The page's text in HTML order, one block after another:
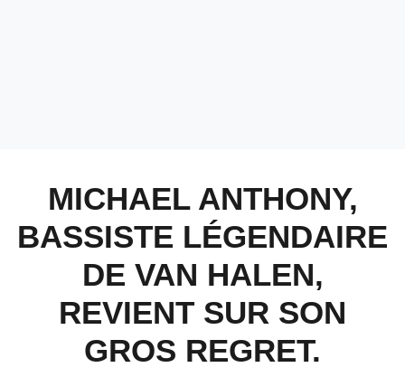
MICHAEL ANTHONY,
BASSISTE LÉGENDAIRE
DE VAN HALEN,
REVIENT SUR SON
GROS REGRET.